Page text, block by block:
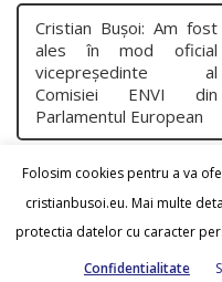
Cristian Bușoi: Am fost
ales în mod oficial
vicepreședinte al
Comisiei ENVI din
Parlamentul European
Folosim cookies pentru a va
cristianbusoi.eu. Mai multe
protectia datelor cu caracter
Confidentialitate